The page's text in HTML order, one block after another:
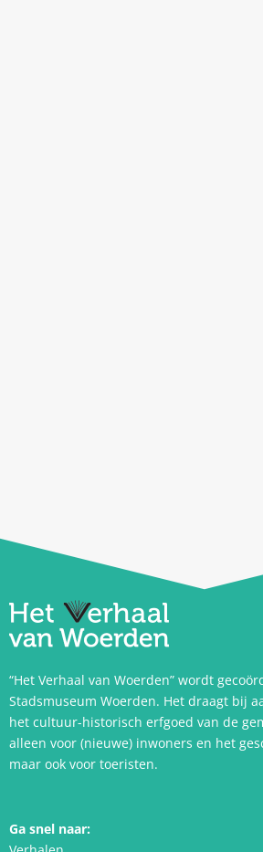
“Het Verhaal van Woerden” wordt
Stadsmuseum Woerden. Het draagt bij
het cultuur-historisch erfgoed van de
alleen voor (nieuwe) inwoners en het
maar ook voor toeristen.
Ga snel naar: